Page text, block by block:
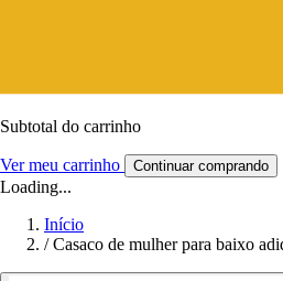
Subtotal do carrinho
Ver meu carrinho Continuar comprando
Loading...
Início
/ Casaco de mulher para baixo